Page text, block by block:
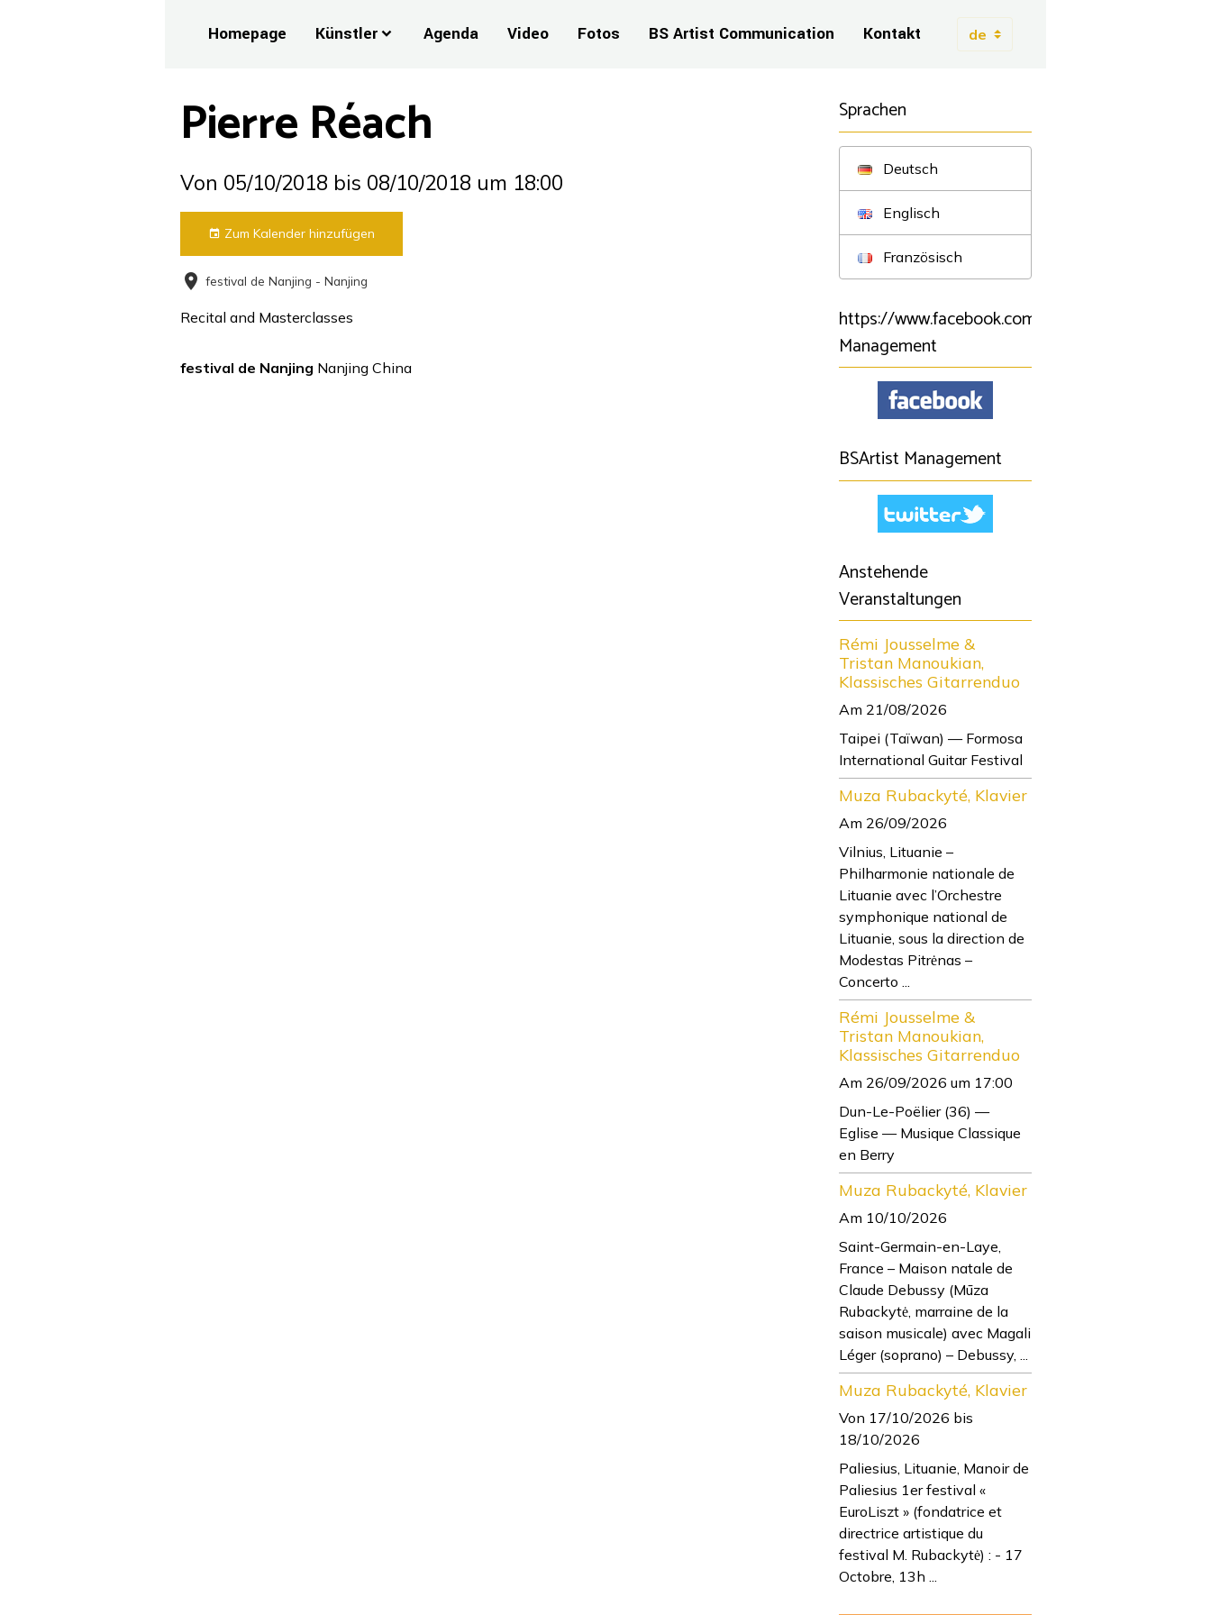
Homepage Künstler Agenda Video Fotos BS Artist Communication Kontakt
Pierre Réach
Von 05/10/2018 bis 08/10/2018 um 18:00
Zum Kalender hinzufügen
festival de Nanjing - Nanjing
Recital and Masterclasses
festival de Nanjing Nanjing China
Sprachen
Deutsch
Englisch
Französisch
https://www.facebook.com/
Management
BSArtist Management
Anstehende
Veranstaltungen
Rémi Jousselme &
Tristan Manoukian,
Klassisches Gitarrenduo
Am 21/08/2026
Taipei (Taïwan) — Formosa
International Guitar Festival
Muza Rubackyté, Klavier
Am 26/09/2026
Vilnius, Lituanie –
Philharmonie nationale de
Lituanie avec l’Orchestre
symphonique national de
Lituanie, sous la direction de
Modestas Pitrėnas –
Concerto ...
Rémi Jousselme &
Tristan Manoukian,
Klassisches Gitarrenduo
Am 26/09/2026 um 17:00
Dun-Le-Poëlier (36) —
Eglise — Musique Classique
en Berry
Muza Rubackyté, Klavier
Am 10/10/2026
Saint-Germain-en-Laye,
France – Maison natale de
Claude Debussy (Mūza
Rubackytė, marraine de la
saison musicale) avec Magali
Léger (soprano) – Debussy, ...
Muza Rubackyté, Klavier
Von 17/10/2026 bis
18/10/2026
Paliesius, Lituanie, Manoir de
Paliesius 1er festival «
EuroLiszt » (fondatrice et
directrice artistique du
festival M. Rubackytė) : - 17
Octobre, 13h ...